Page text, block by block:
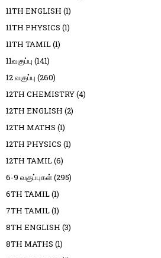
11TH ENGLISH (1)
11TH PHYSICS (1)
11TH TAMIL(1)
11வகுப்பு (141)
12 வகுப்பு (260)
12TH CHEMISTRY(4)
12TH ENGLISH (2)
12TH MATHS (1)
12TH PHYSICS (1)
12TH TAMIL(6)
6-9 வகுப்புகள்(295)
6TH TAMIL(1)
7TH TAMIL(1)
8TH ENGLISH (3)
8TH MATHS (1)